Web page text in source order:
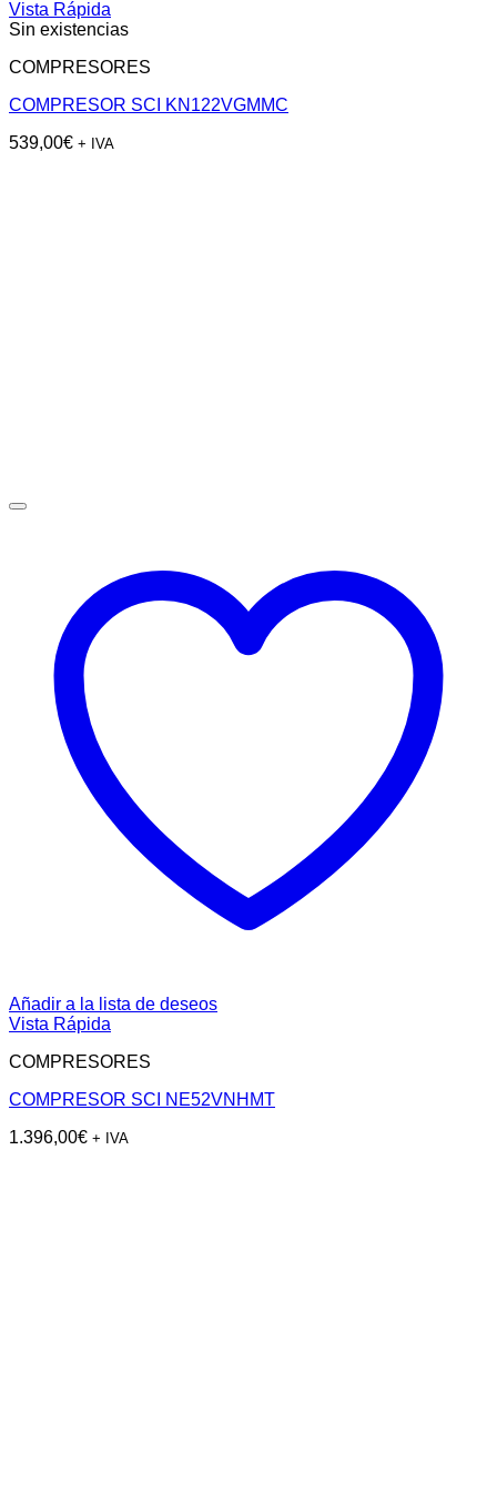
Vista Rápida
Sin existencias
COMPRESORES
COMPRESOR SCI KN122VGMMC
539,00€ + IVA
Añadir a la lista de deseos
Vista Rápida
COMPRESORES
COMPRESOR SCI NE52VNHMT
1.396,00€ + IVA